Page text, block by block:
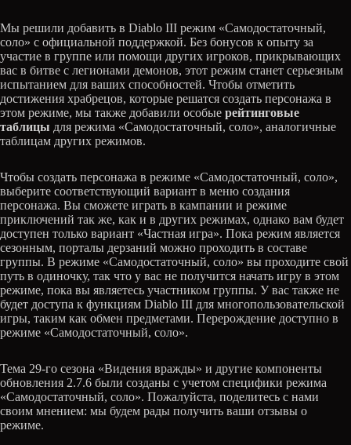
Мы решили добавить в Diablo III режим «Самодостаточный,
соло» с официальной поддержкой. Без бонусов к опыту за
участие в группе или помощи других игроков, прикрывающих
вас в битве с легионами демонов, этот режим станет серьезным
испытанием для ваших способностей. Чтобы отметить
достижения храбрецов, которые решатся создать персонажа в
этом режиме, мы также добавили особые рейтинговые
таблицы для режима «Самодостаточный, соло», аналогичные
таблицам других режимов.
Чтобы создать персонажа в режиме «Самодостаточный, соло»,
выберите соответствующий вариант в меню создания
персонажа. Вы сможете играть в кампании и режиме
приключений так же, как и в других режимах, однако вам будет
доступен только вариант «Частная игра». Пока режим является
сезонным, порталы дерзаний можно проходить в составе
группы. В режиме «Самодостаточный, соло» вы проходите свой
путь в одиночку, так что у вас не получится начать игру в этом
режиме, пока вы являетесь участником группы. У вас также не
будет доступа к функциям Diablo III для многопользовательской
игры, таким как обмен предметами. Перерождение доступно в
режиме «Самодостаточный, соло».
Тема 29-го сезона «Видения вражды» и другие компоненты
обновления 2.7.6 были созданы с учетом специфики режима
«Самодостаточный, соло». Пожалуйста, поделитесь с нами
своим мнением: мы будем рады получить ваши отзывы о
режиме.